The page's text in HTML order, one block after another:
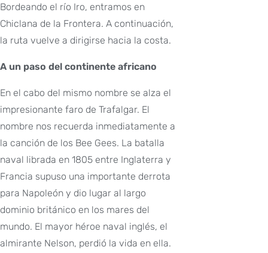
Bordeando el río Iro, entramos en
Chiclana de la Frontera. A continuación,
la ruta vuelve a dirigirse hacia la costa.
A un paso del continente africano
En el cabo del mismo nombre se alza el
impresionante faro de Trafalgar. El
nombre nos recuerda inmediatamente a
la canción de los Bee Gees. La batalla
naval librada en 1805 entre Inglaterra y
Francia supuso una importante derrota
para Napoleón y dio lugar al largo
dominio británico en los mares del
mundo. El mayor héroe naval inglés, el
almirante Nelson, perdió la vida en ella.